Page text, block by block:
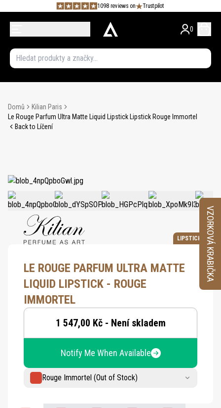
1098 reviews on Trustpilot
0
Domů
Kilian Paris
Le Rouge Parfum Ultra Matte Liquid Lipstick Lipstick Rouge Immortel
Back to Líčení
LIPSTICK
LE ROUGE PARFUM ULTRA MATTE
LIQUID LIPSTICK - ROUGE
IMMORTEL
1 547,00 Kč - Není skladem
Notify Me When Available
Rouge Immortel (Out of Stock)
VZORKOVÁ KRABIČKA